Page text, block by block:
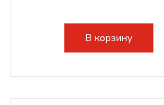
В корзину